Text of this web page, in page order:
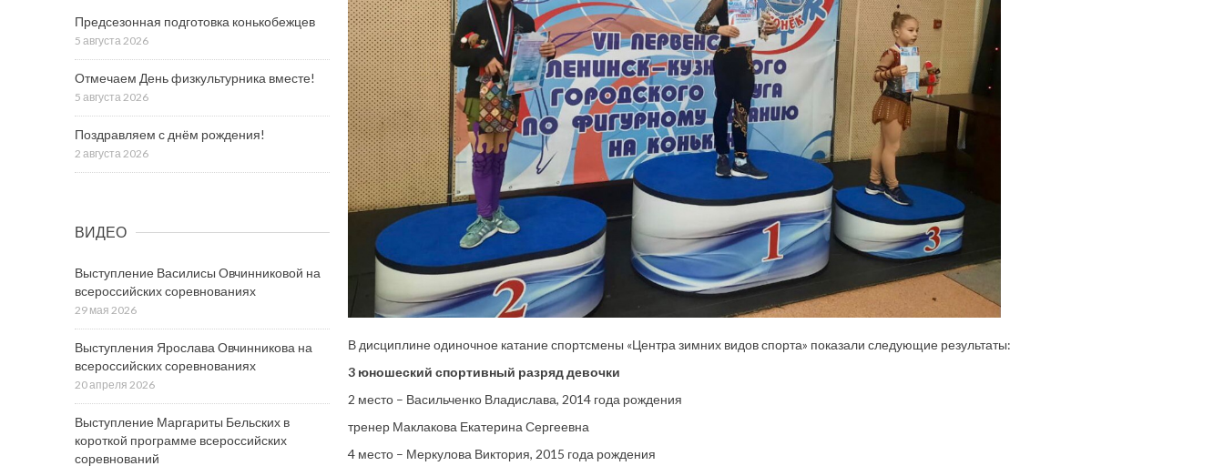
В дисциплине одиночное катание спортсмены «Центра зимних видов спорта» показали следующие результаты:
3 юношеский спортивный разряд девочки
2 место – Васильченко Владислава, 2014 года рождения
тренер Маклакова Екатерина Сергеевна
4 место – Меркулова Виктория, 2015 года рождения
Предсезонная подготовка конькобежцев
5 августа 2026
Отмечаем День физкультурника вместе!
5 августа 2026
Поздравляем с днём рождения!
2 августа 2026
ВИДЕО
Выступление Василисы Овчинниковой на
всероссийских соревнованиях
29 мая 2026
Выступления Ярослава Овчинникова на
всероссийских соревнованиях
20 апреля 2026
Выступление Маргариты Бельских в
короткой программе всероссийских
соревнований